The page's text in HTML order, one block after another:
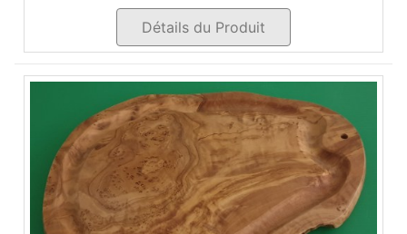
Détails du Produit